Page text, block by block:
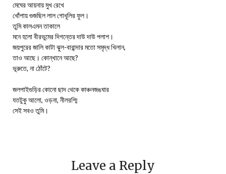
মেঘের আয়নায় মুখ রেখে
খোঁপায় গুজছিল লাল গোধূলির ফুল।
তুমি কালএমন তাকালে
মনে হলো বীরভুমের দিগন্তের দাউ দাউ পলাশ।
জয়পুরের জালি কাটা ঝুল-বারান্দার মতো সমৃদ্ধ খিলান,
তাও আছে। কোন্‌খানে আছে?
ভূরুতে, না ঠোঁটে?
জলপাইগুড়ির কোনো ছাদ থেকে কাঞ্চনজঙঘার
যতটুকু আলো, ওড়না, নীলরশ্মি
সেই সবও তুমি।
Leave a Reply